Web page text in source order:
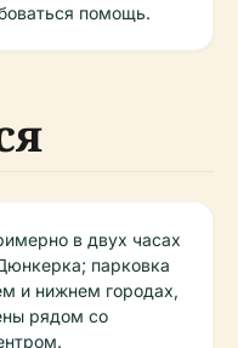
помощь.
в двух часах
парковка
и нижнем городах,
рядом со